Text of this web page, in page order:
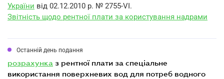
України від 02.12.2010 р. № 2755-VI.
Звітність щодо рентної плати за користування надрами
Останній день подання
розрахунка з рентної плати за спеціальне
використання поверхневих вод для потреб водного